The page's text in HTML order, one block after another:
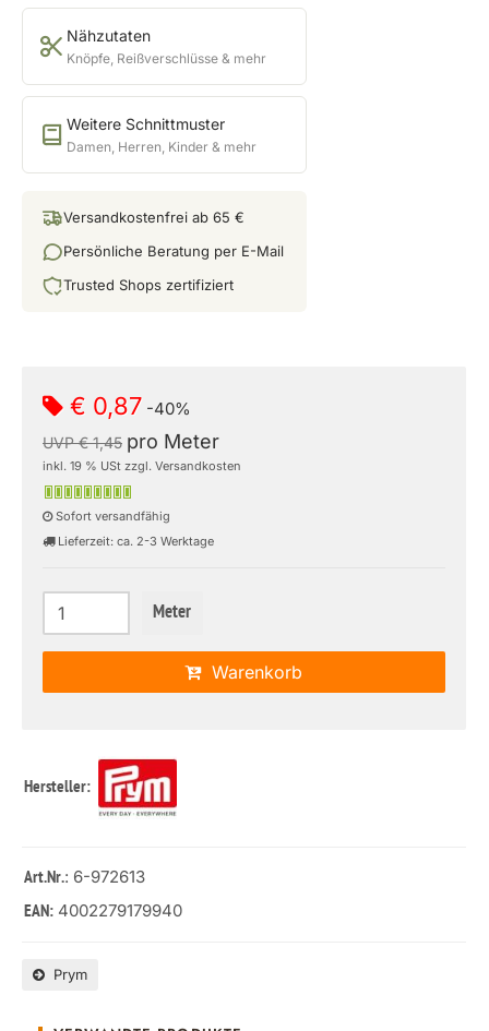
Nähzutaten
Knöpfe, Reißverschlüsse & mehr
Weitere Schnittmuster
Damen, Herren, Kinder & mehr
Versandkostenfrei ab 65 €
Persönliche Beratung per E-Mail
Trusted Shops zertifiziert
€ 0,87 -40%
UVP € 1,45 pro Meter
inkl. 19 % USt zzgl. Versandkosten
Sofort versandfähig
Lieferzeit: ca. 2-3 Werktage
Meter
Warenkorb
Hersteller:
Art.Nr.: 6-972613
EAN: 4002279179940
Prym